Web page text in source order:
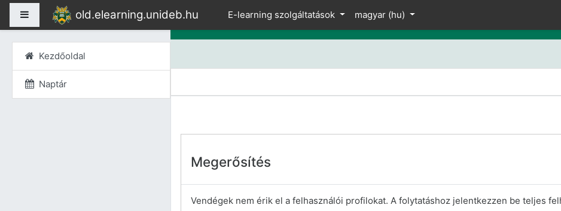
Oldalpanel old.elearning.unideb.hu E-learning szolgáltatások magyar ‎(hu)‎
Megerősítés
Vendégek nem érik el a felhasználói profilokat. A folytatáshoz jelentkezzen be teljes
Kezdőoldal
Naptár